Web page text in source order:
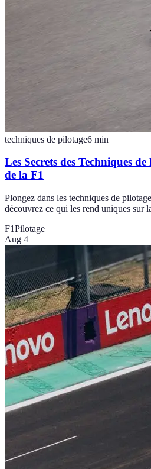
techniques de pilotage6 min
Les Secrets des Techniques
de la F1
Plongez dans les techniques de
découvrez ce qui les rend uniques sur
F1Pilotage
Aug 4